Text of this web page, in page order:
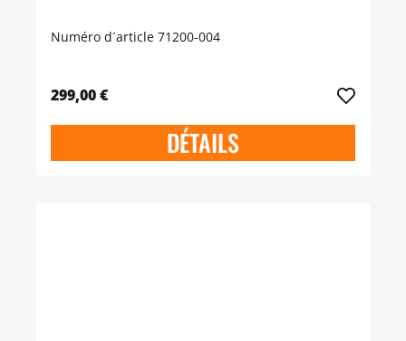
Numéro d´article 71200-004
299,00 €
DÉTAILS